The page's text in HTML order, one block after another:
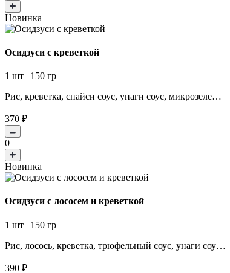
Новинка
Осидзуси с креветкой
1 шт | 150 гр
Рис, креветка, спайси соус, унаги соус, микрозеле…
370 ₽
0
Новинка
Осидзуси с лососем и креветкой
1 шт | 150 гр
Рис, лосось, креветка, трюфельный соус, унаги соу…
390 ₽